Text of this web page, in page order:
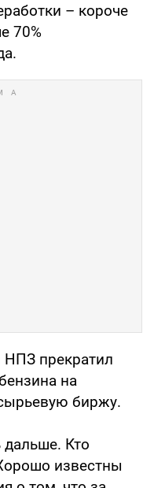
– короче
70%
НПЗ прекратил
на
биржу.
Кто
известны